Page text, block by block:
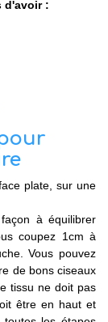
d'avoir :
plate, sur une
à équilibrer
coupez 1cm à
Vous pouvez
de bons ciseaux
tissu ne doit pas
être en haut et